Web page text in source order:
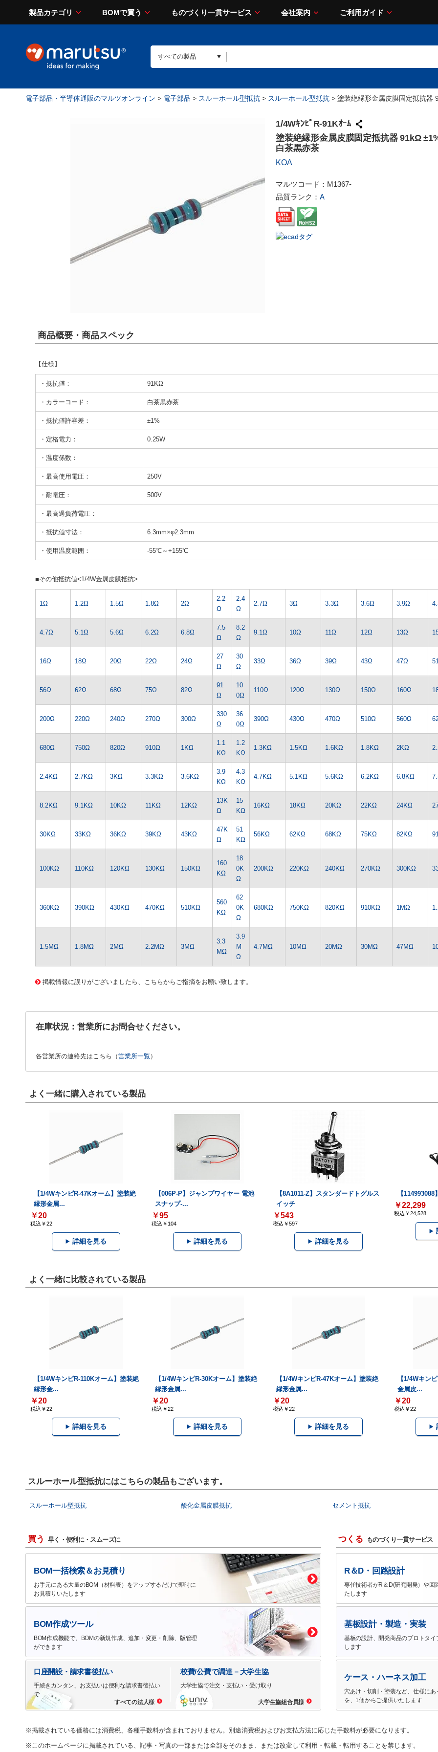
製品カテゴリ BOMで買う ものづくり一貫サービス 会社案内 ご利用ガイド
電子部品・半導体通販のマルツオンライン > 電子部品 > スルーホール型抵抗 > スルーホール型抵抗 > 塗装絶縁形金属皮膜固定抵抗器
1/4WｷﾝﾋﾟR-91Kｵｰﾑ
塗装絶縁形金属皮膜固定抵抗器 91kΩ
白茶黒赤茶
KOA
マルツコード： M1367-
品質ランク： A
商品概要・商品スペック
【仕様】
・抵抗値： 91KΩ
・カラーコード： 白茶黒赤茶
・抵抗値許容差： ±1%
・定格電力： 0.25W
・温度係数：
・最高使用電圧： 250V
・耐電圧： 500V
・最高過負荷電圧：
・抵抗値寸法： 6.3mm×φ2.3mm
・使用温度範囲： -55℃～+155℃
■その他抵抗値<1/4W金属皮膜抵抗>
1Ω 1.2Ω 1.5Ω 1.8Ω 2Ω
2.2
Ω
2.4
Ω
2.7Ω 3Ω 3.3Ω 3.6Ω 3.9Ω
4.7Ω 5.1Ω 5.6Ω 6.2Ω 6.8Ω
7.5
Ω
8.2
Ω
9.1Ω 10Ω 11Ω 12Ω 13Ω
16Ω 18Ω 20Ω 22Ω 24Ω
27
Ω
30
Ω
33Ω 36Ω 39Ω 43Ω 47Ω
56Ω 62Ω 68Ω 75Ω 82Ω
91
Ω
10
0Ω
110Ω 120Ω 130Ω 150Ω 160Ω
200Ω 220Ω 240Ω 270Ω 300Ω
330
Ω
36
0Ω
390Ω 430Ω 470Ω 510Ω 560Ω
680Ω 750Ω 820Ω 910Ω 1KΩ
1.1
KΩ
1.2
KΩ
1.3KΩ 1.5KΩ 1.6KΩ 1.8KΩ 2KΩ
2.4KΩ 2.7KΩ 3KΩ 3.3KΩ 3.6KΩ
3.9
KΩ
4.3
KΩ
4.7KΩ 5.1KΩ 5.6KΩ 6.2KΩ 6.8KΩ
8.2KΩ 9.1KΩ 10KΩ 11KΩ 12KΩ
13K
Ω
15
KΩ
16KΩ 18KΩ 20KΩ 22KΩ 24KΩ
30KΩ 33KΩ 36KΩ 39KΩ 43KΩ
47K
Ω
51
KΩ
56KΩ 62KΩ 68KΩ 75KΩ 82KΩ
100KΩ 110KΩ 120KΩ 130KΩ 150KΩ
160
KΩ
18
0K
Ω
200KΩ 220KΩ 240KΩ 270KΩ 300KΩ
360KΩ 390KΩ 430KΩ 470KΩ 510KΩ
560
KΩ
62
0K
Ω
680KΩ 750KΩ 820KΩ 910KΩ 1MΩ
1.5MΩ 1.8MΩ 2MΩ 2.2MΩ 3MΩ
3.3
MΩ
3.9
M
Ω
4.7MΩ 10MΩ 20MΩ 30MΩ 47MΩ
掲載情報に誤りがございましたら、こちらからご指摘をお願い致します。
在庫状況：営業所にお問合せください。
各営業所の連絡先はこちら（営業所一覧 ）
よく一緒に購入されている製品
【1/4WキンピR-47Kオーム】塗装絶
縁形金属...
￥20
税込￥22
詳細を見る
【006P-P】ジャンプワイヤー 電池
スナップ-...
￥95
税込￥104
詳細を見る
【8A1011-Z】スタンダードトグルス
イッチ
￥543
税込￥597
詳細を見る
【
￥22,299
税込￥24,528
よく一緒に比較されている製品
【1/4WキンピR-110Kオーム】塗装絶
縁形金...
￥20
税込￥22
詳細を見る
【1/4WキンピR-30Kオーム】塗装絶
縁形金属...
￥20
税込￥22
詳細を見る
【1/4WキンピR-47Kオーム】塗装絶
縁形金属...
￥20
税込￥22
詳細を見る
【1/4Wキン
金属皮...
￥20
税込￥22
スルーホール型抵抗にはこちらの製品もございます。
スルーホール型抵抗 酸化金属皮膜抵抗 セメント抵抗
買う 早く・便利に・スムーズに
BOM一括検索＆お見積り
お手元にある大量のBOM（材料表）をアップするだけで即時に
お見積りいたします
BOM作成ツール
BOM作成機能で、BOMの新規作成、追加・変更・削除、版管理
ができます
口座開設・請求書後払い
手続きカンタン、お支払いは便利な請求書後払い
で
すべての法人様
校費/公費で調達－大学生協
大学生協で注文・支払い・受け取り
大学生協組合員様
つくる ものづくり一貫サービス
R＆D・回路設計
専任技術者がR＆D(研究開発）や回
たします
基板設計・製造・実装
基板の設計、開発商品のプロトタ
します
ケース・ハーネス加工
穴あけ・切削・塗装など、仕様に
を、1個からご提供いたします
※掲載されている価格には消費税、各種手数料が含まれておりません。別途消費税およびお支払方法に応じた手数料が必要になります。
※このホームページに掲載されている、記事・写真の一部または全部をそのまま、または改変して利用・転載・転用することを禁じます。